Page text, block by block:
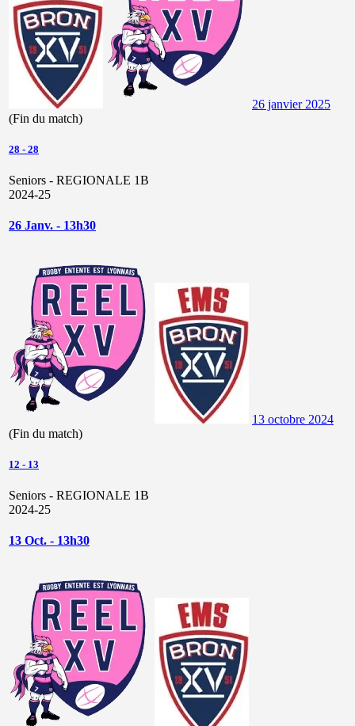
26 janvier 2025
(Fin du match)
28 - 28
Seniors - REGIONALE 1B
2024-25
26 Janv. - 13h30
13 octobre 2024
(Fin du match)
12 - 13
Seniors - REGIONALE 1B
2024-25
13 Oct. - 13h30